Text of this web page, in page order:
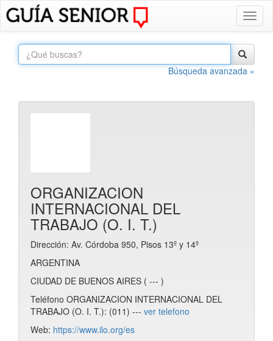
Búsqueda avanzada »
ORGANIZACION
INTERNACIONAL DEL
TRABAJO (O. I. T.)
Dirección: Av. Córdoba 950, Pisos 13º y 14º
ARGENTINA
CIUDAD DE BUENOS AIRES ( --- )
Teléfono ORGANIZACION INTERNACIONAL DEL
TRABAJO (O. I. T.): (011) --- ver telefono
Web: https://www.ilo.org/es